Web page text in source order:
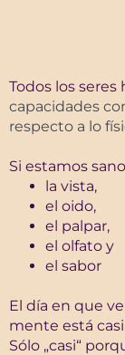
Todos los
capacidades
respecto a lo
Si estamos
la vista,
el oido,
el palpar,
el olfato y
el sabor
El día en que
mente está
Sólo „casi“